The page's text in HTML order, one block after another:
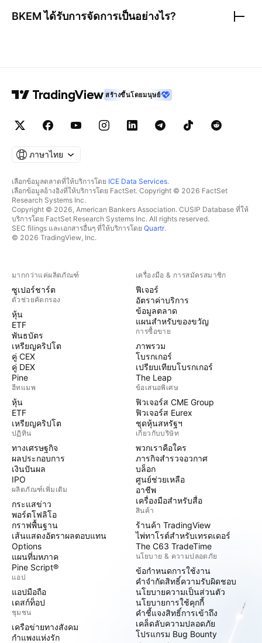
BKEMได้รับการจัดการเป็นอย่างไร?
สร้างขึ้นโดยมนุษย์
ภาษาไทย
เลือกข้อมูลตลาดที่ให้บริการโดย ICE Data Services.
เลือกข้อมูลอ้างอิงที่ให้บริการโดย FactSet. Copyright © 2026 FactSet
Research Systems Inc.
Copyright © 2026, American Bankers Association. CUSIP Database ที่ให้
บริการโดย FactSet Research Systems Inc. All rights reserved.
SEC filings และเอกสารอื่นๆ ที่ให้บริการโดย Quartr.
© 2026 TradingView, Inc.
มากกว่าแค่ผลิตภัณฑ์
ซูเปอร์ชาร์ต
ตัวช่วยคัดกรอง
หุ้น
ETF
พันธบัตร
เหรียญคริปโต
คู่ CEX
คู่ DEX
Pine
ฮีทแมพ
หุ้น
ETF
เหรียญคริปโต
ปฏิทิน
ทางเศรษฐกิจ
ผลประกอบการ
เงินปันผล
IPO
ผลิตภัณฑ์เพิ่มเติม
กระแสข่าว
พอร์ตโฟลิโอ
กราฟพื้นฐาน
เส้นแสดงอัตราผลตอบแทน
Options
แผนที่มหภาค
Pine Script®
แอป
แอปมือถือ
เดสก์ท็อป
ชุมชน
เครือข่ายทางสังคม
กำแพงแห่งรัก
เครื่องมือ & การสมัครสมาชิก
ฟีเจอร์
อัตราค่าบริการ
ข้อมูลตลาด
แผนสำหรับของขวัญ
การซื้อขาย
ภาพรวม
โบรกเกอร์
เปรียบเทียบโบรกเกอร์
The Leap
ข้อเสนอพิเศษ
ฟิวเจอร์ส CME Group
ฟิวเจอร์ส Eurex
ชุดหุ้นสหรัฐฯ
เกี่ยวกับบริษัท
พวกเราคือใคร
ภารกิจสำรวจอวกาศ
บล็อก
ศูนย์ช่วยเหลือ
อาชีพ
เครื่องมือสำหรับสื่อ
สินค้า
ร้านค้า TradingView
ไพ่ทาโรต์สำหรับเทรดเดอร์
The C63 TradeTime
นโยบาย & ความปลอดภัย
ข้อกำหนดการใช้งาน
คำจำกัดสิทธิ์ความรับผิดชอบ
นโยบายความเป็นส่วนตัว
นโยบายการใช้คุกกี้
คำชี้แจงสิทธิ์การเข้าถึง
เคล็ดลับความปลอดภัย
โปรแกรม Bug Bounty